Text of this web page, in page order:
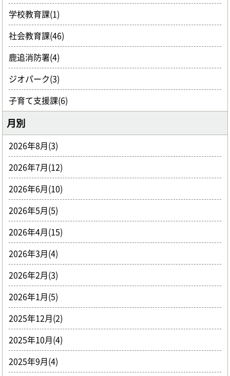
学校教育課(1)
社会教育課(46)
鹿追消防署(4)
ジオパーク(3)
子育て支援課(6)
月別
2026年8月(3)
2026年7月(12)
2026年6月(10)
2026年5月(5)
2026年4月(15)
2026年3月(4)
2026年2月(3)
2026年1月(5)
2025年12月(2)
2025年10月(4)
2025年9月(4)